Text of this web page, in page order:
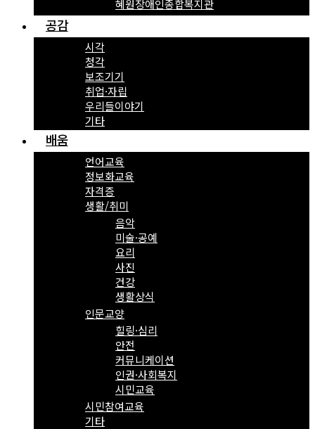
혜원장애인종합복지관
공감
시각
청각
보조기기
취업·자립
우리들이야기
기타
배움
언어교육
정보화교육
자격증
생활/취미
음악
미술·공예
요리
사진
건강
생활상식
인문교양
힐링·심리
안전
커뮤니케이션
인권·사회복지
시민교육
시민참여교육
기타